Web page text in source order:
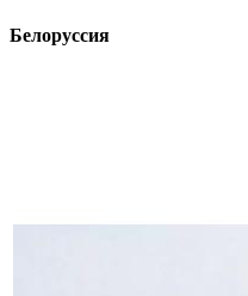
Белоруссия